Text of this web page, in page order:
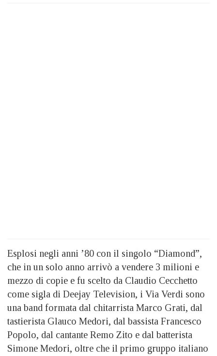
Esplosi negli anni ’80 con il singolo “Diamond”,
che in un solo anno arrivò a vendere 3 milioni e
mezzo di copie e fu scelto da Claudio Cecchetto
come sigla di Deejay Television, i Via Verdi sono
una band formata dal chitarrista Marco Grati, dal
tastierista Glauco Medori, dal bassista Francesco
Popolo, dal cantante Remo Zito e dal batterista
Simone Medori, oltre che il primo gruppo italiano